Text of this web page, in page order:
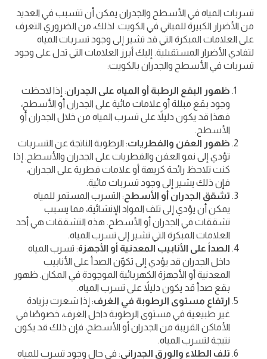
تسربات المياه في الأسطح والجدران يمكن أن تتسبب في العديد
من الأضرار الكبيرة للمباني في الكويت. لذلك، من الضروري التعرف
على العلامات المبكرة التي قد تشير إلى وجود تسربات المياه
لتفادي الأضرار المستقبلية. إليك أبرز العلامات التي تدل على وجود
تسربات في الأسطح والجدران بالكويت:
ظهور البقع الرطبة أو المياه على الجدران: إذا لاحظت
وجود بقع مبللة أو علامات مائية على الجدران أو الأسطح،
فهذا قد يكون دليلاً على تسرب المياه من خلال الجدران أو
الأسطح.
ظهور العفن والفطريات: الرطوبة الناتجة عن التسربات
تؤدي إلى نمو العفن والفطريات على الجدران والأسطح. إذا
كنت تلاحظ رائحة كريهة أو علامات فطرية على الجدران،
فإن ذلك يشير إلى وجود تسربات مائية.
تشقق الجدران أو الأسطح : التسرب المستمر للمياه
يمكن أن يؤدي إلى تلف المواد الإنشائية، مما يسبب
تشققات في الجدران أو الأسطح. هذه التشققات هي أحد
العلامات المبكرة التي تشير إلى تسرب المياه.
الصدأ على الأنابيب المعدنية أو الأجهزة: تسرب المياه
داخل الجدران قد يؤدي إلى تكوّن الصدأ على الأنابيب
المعدنية أو الأجهزة الكهربائية الموجودة في المكان. ظهور
بقع صدأ قد يكون دليلاً على تسرب المياه.
ارتفاع مستوى الرطوبة في الغرف: إذا شعرت بزيادة
غير طبيعية في مستوى الرطوبة داخل الغرف، خصوصًا في
الأماكن القريبة من الجدران أو الأسطح، فإن ذلك قد يكون
نتيجة لتسرب المياه.
تلف الطلاء والورق الجدراني: في حال وجود تسرب للمياه